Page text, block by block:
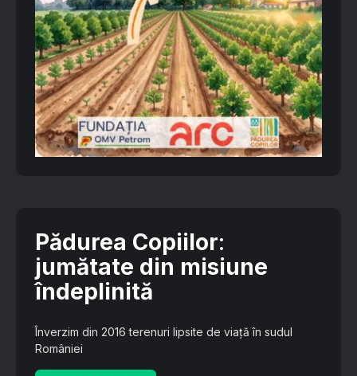
Pădurea Copiilor:
jumătate din misiune
îndeplinită
Înverzim din 2016 terenuri lipsite de viață în sudul
României